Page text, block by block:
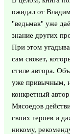
ожидал от
"ведьмак" уже
знание других
При этом
сам сюжет,
стиле автора.
уже привычным,
конкретный
Мясоедов
своих героев и
никому,